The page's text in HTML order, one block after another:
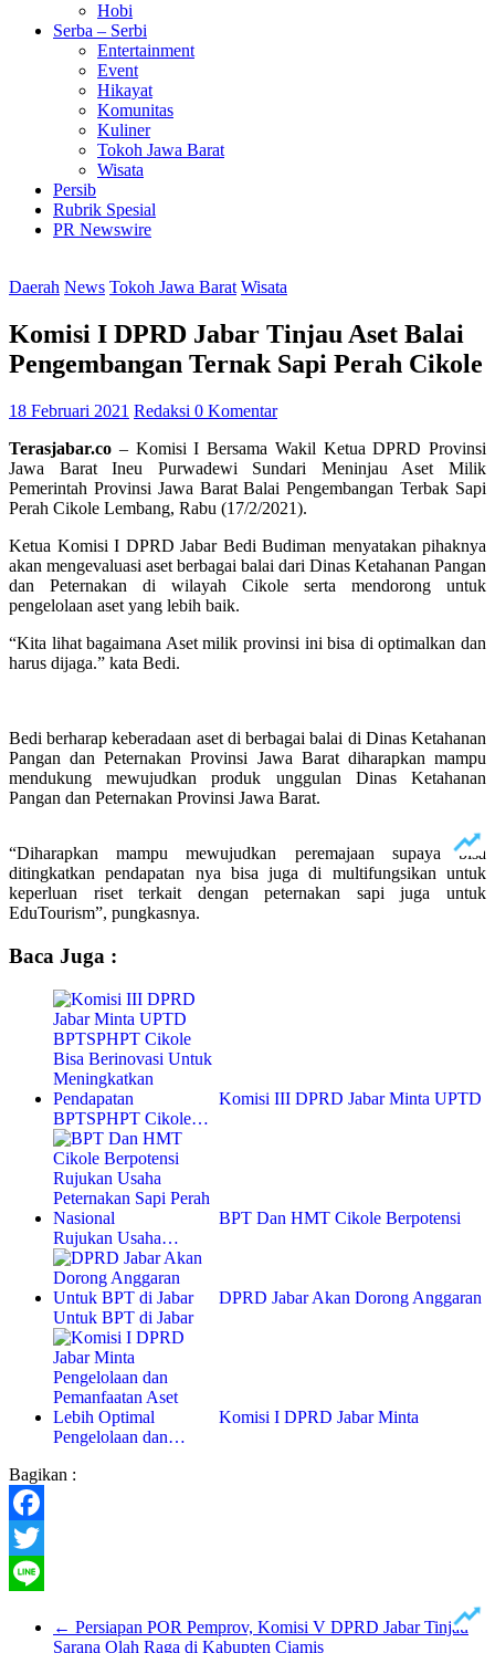
Hobi
Serba – Serbi
Entertainment
Event
Hikayat
Komunitas
Kuliner
Tokoh Jawa Barat
Wisata
Persib
Rubrik Spesial
PR Newswire
Daerah News Tokoh Jawa Barat Wisata
Komisi I DPRD Jabar Tinjau Aset Balai
Pengembangan Ternak Sapi Perah Cikole
18 Februari 2021 Redaksi 0 Komentar
Terasjabar.co – Komisi I Bersama Wakil Ketua DPRD Provinsi
Jawa Barat Ineu Purwadewi Sundari Meninjau Aset Milik
Pemerintah Provinsi Jawa Barat Balai Pengembangan Terbak Sapi
Perah Cikole Lembang, Rabu (17/2/2021).
Ketua Komisi I DPRD Jabar Bedi Budiman menyatakan pihaknya
akan mengevaluasi aset berbagai balai dari Dinas Ketahanan Pangan
dan Peternakan di wilayah Cikole serta mendorong untuk
pengelolaan aset yang lebih baik.
“Kita lihat bagaimana Aset milik provinsi ini bisa di optimalkan dan
harus dijaga.” kata Bedi.
Bedi berharap keberadaan aset di berbagai balai di Dinas Ketahanan
Pangan dan Peternakan Provinsi Jawa Barat diharapkan mampu
mendukung mewujudkan produk unggulan Dinas Ketahanan
Pangan dan Peternakan Provinsi Jawa Barat.
“Diharapkan mampu mewujudkan peremajaan supaya bisa
ditingkatkan pendapatan nya bisa juga di multifungsikan untuk
keperluan riset terkait dengan peternakan sapi juga untuk
EduTourism”, pungkasnya.
Baca Juga :
Komisi III DPRD Jabar Minta UPTD
BPTSPHPT Cikole…
BPT Dan HMT Cikole Berpotensi
Rujukan Usaha…
DPRD Jabar Akan Dorong Anggaran
Untuk BPT di Jabar
Komisi I DPRD Jabar Minta
Pengelolaan dan…
Bagikan :
Facebook
Twitter
← Persiapan POR Pemprov, Komisi V DPRD Jabar Tinjau
Sarana Olah Raga di Kabupten Ciamis